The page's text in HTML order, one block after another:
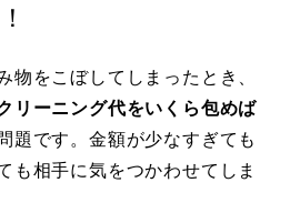
物をこぼしてしまったとき、
リーニング代をいくら包めば
題です。金額が少なすぎても
も相手に気をつかわせてしま